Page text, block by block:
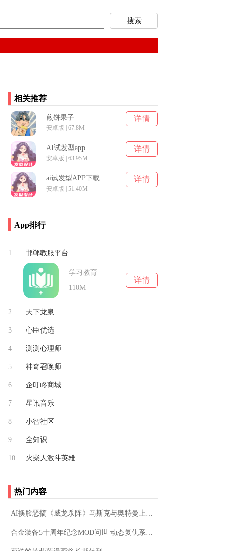
相关推荐
煎饼果子
安卓版 | 67.8M
详情
AI试发型app
安卓版 | 63.95M
详情
ai试发型APP下载
安卓版 | 51.40M
详情
App排行
1 邯郸教服平台
学习教育
110M
详情
2 天下龙泉
3 心臣优选
4 测测心理师
5 神奇召唤师
6 企叮咚商城
7 星讯音乐
8 小智社区
89.54M
9 全知识
学习教育
10 火柴人激斗英雄
热门内容
‌AI换脸恶搞《威龙杀阵》马斯克与奥特曼上演"硅谷恩怨"对决
合金装备5十周年纪念MOD问世 动态复仇系统颠覆玩法